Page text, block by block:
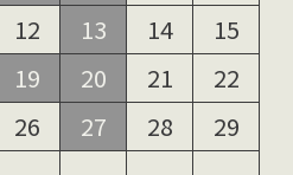
12 13 14
15
19 20 21
22
26 27 28
29